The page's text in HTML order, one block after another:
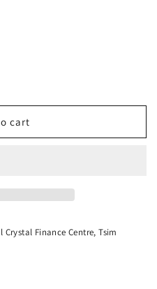
cart
Crystal Finance Centre, Tsim